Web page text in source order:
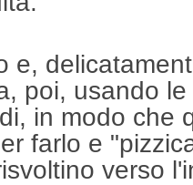
e,
poi, usando
in modo che
farlo e
verso